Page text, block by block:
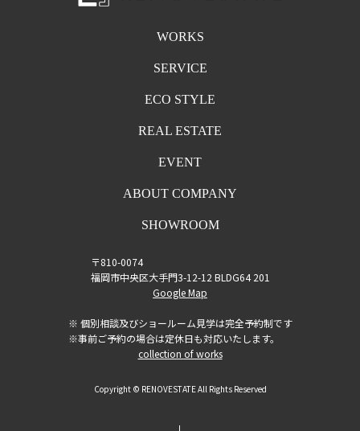
WORKS
SERVICE
ECO STYLE
REAL ESTATE
EVENT
ABOUT COMPANY
SHOWROOM
〒810-0074
福岡市中央区大手門3-12-12 BLDG64 201
Google Map
※ 個別相談及びショールーム見学は完全予約制です
※事前ご予約の場合は定休日も対応いたします。
collection of works
Copyright © RENOVESTATE All Rights Reserved